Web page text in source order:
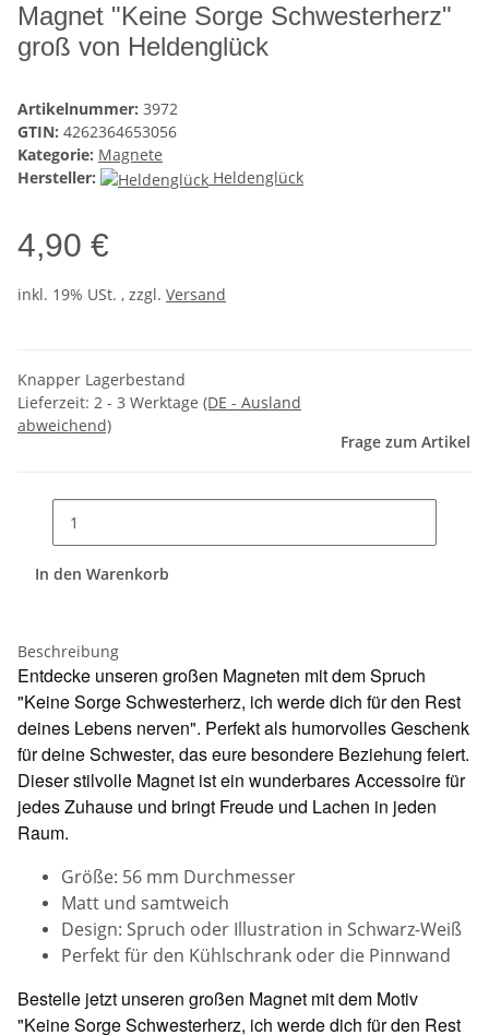
Magnet "Keine Sorge Schwesterherz"
groß von Heldenglück
Artikelnummer: 3972
GTIN: 4262364653056
Kategorie: Magnete
Hersteller:
Heldenglück
4,90 €
inkl. 19% USt. , zzgl. Versand
Knapper Lagerbestand
Lieferzeit: 2 - 3 Werktage (DE - Ausland
abweichend)
Frage zum Artikel
In den Warenkorb
Beschreibung
Entdecke unseren großen Magneten mit dem Spruch
"Keine Sorge Schwesterherz, ich werde dich für den Rest
deines Lebens nerven". Perfekt als humorvolles Geschenk
für deine Schwester, das eure besondere Beziehung feiert.
Dieser stilvolle Magnet ist ein wunderbares Accessoire für
jedes Zuhause und bringt Freude und Lachen in jeden
Raum.
Größe: 56 mm Durchmesser
Matt und samtweich
Design: Spruch oder Illustration in Schwarz-Weiß
Perfekt für den Kühlschrank oder die Pinnwand
Bestelle jetzt unseren großen Magnet mit dem Motiv
"Keine Sorge Schwesterherz, ich werde dich für den Rest